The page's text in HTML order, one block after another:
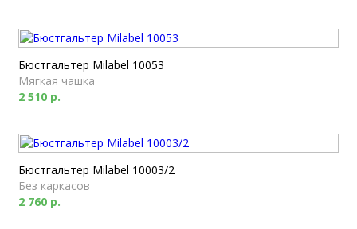
Бюстгальтер Milabel 10053
Мягкая чашка
2 510 р.
Бюстгальтер Milabel 10003/2
Без каркасов
2 760 р.